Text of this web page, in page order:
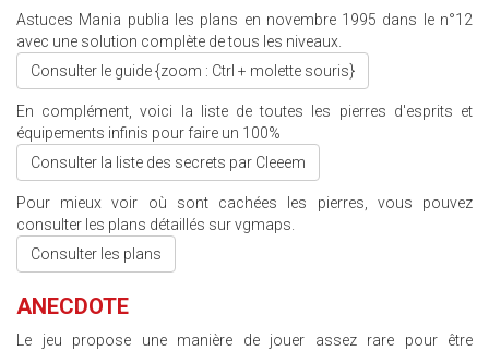
Astuces Mania publia les plans en novembre 1995 dans le n°12
avec une solution complète de tous les niveaux.
Consulter le guide {zoom : Ctrl + molette souris}
En complément, voici la liste de toutes les pierres d'esprits et
équipements infinis pour faire un 100%
Consulter la liste des secrets par Cleeem
Pour mieux voir où sont cachées les pierres, vous pouvez
consulter les plans détaillés sur vgmaps.
Consulter les plans
ANECDOTE
Le jeu propose une manière de jouer assez rare pour être